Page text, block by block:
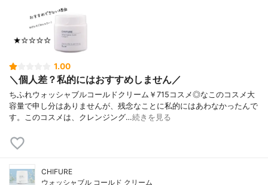
1.00
＼個人差？私的にはおすすめしません／
ちふれウォッシャブルコールドクリーム￥715コスメ◎なこのコスメ大
容量で申し分はありませんが、残念なことに私的にはあわなかったんで
す。このコスメは、クレンジング…続きを見る
CHIFURE
ウォッシャブル コールド クリーム